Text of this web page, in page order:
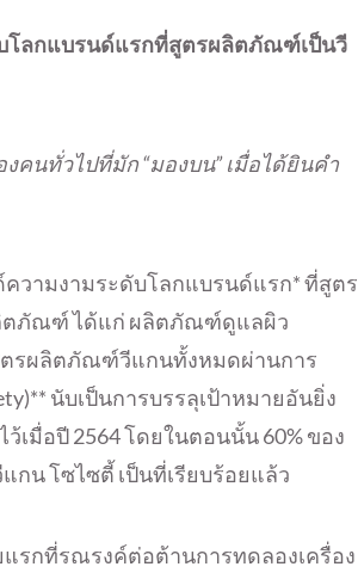
โลกแบรนด์แรกที่สูตรผลิตภัณฑ์เป็นวี
งคนทั่วไปที่มัก “มองบน” เมื่อได้ยินคำ
ความงามระดับโลกแบรนด์แรก* ที่สูตร
ตภัณฑ์ ได้แก่ ผลิตภัณฑ์ดูแลผิว
ตรผลิตภัณฑ์วีแกนทั้งหมดผ่านการ
นับเป็นการบรรลุเป้าหมายอันยิ่ง
มื่อปี 2564 โดยในตอนนั้น 60% ของ
น โซไซตี้ เป็นที่เรียบร้อยแล้ว
รกที่รณรงค์ต่อต้านการทดลองเครื่อง